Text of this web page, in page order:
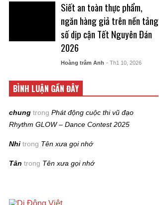
Siết an toàn thực phẩm,
ngăn hàng giả trên nền tảng
số dịp cận Tết Nguyên Đán
2026
Hoàng trâm Anh - Th1 10, 2026
BÌNH LUẬN GẦN ĐÂY
chung trongPhát động cuộc thi vũ đạo
Rhythm GLOW – Dance Contest 2025
Nhi trong Tên xưa gọi nhớ
Tân trong Tên xưa gọi nhớ